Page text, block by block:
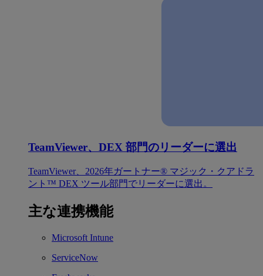
TeamViewer、DEX 部門のリーダーに選出
TeamViewer、2026年ガートナー® マジック・クアドラ
ント™ DEX ツール部門でリーダーに選出。
主な連携機能
Microsoft Intune
ServiceNow